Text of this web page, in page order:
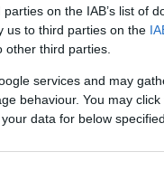
on the IAB’s list of
us to third parties on the
third parties.
services and may
behaviour. You may
data for below
igénybe venni
Színes
alatt!